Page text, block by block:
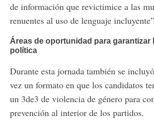
de información que revictimice a las
renuentes al uso de lenguaje
Áreas de oportunidad para garantizar
política
Durante esta jornada también se
vez un formato en que los candidatos
un 3de3 de violencia de género para
prevención al interior de los partidos.